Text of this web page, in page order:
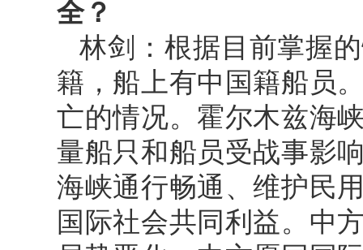
全？
林剑：根据目前掌握
籍，船上有中国籍船员
亡的情况。霍尔木兹海
量船只和船员受战事影
海峡通行畅通、维护民
国际社会共同利益。中